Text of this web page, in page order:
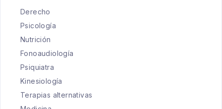
Derecho
Psicología
Nutrición
Fonoaudiología
Psiquiatra
Kinesiología
Terapias alternativas